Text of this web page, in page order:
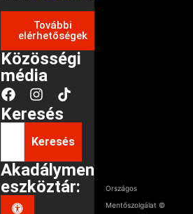
További
elérhetőségek
Közösségi
média
Keresés
Keresés
Akadálymentes
eszköztár:
Országos
Mentőszolgálat ©